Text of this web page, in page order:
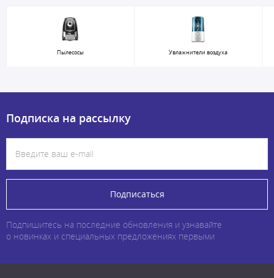
Пылесосы Увлажнители воздуха
Подписка на рассылку
Подписаться
Подпишитесь на последние обновления и узнавайте
о новинках и специальных предложениях первыми